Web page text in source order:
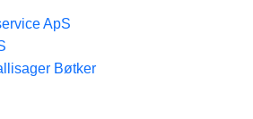
ApS
Bøtker